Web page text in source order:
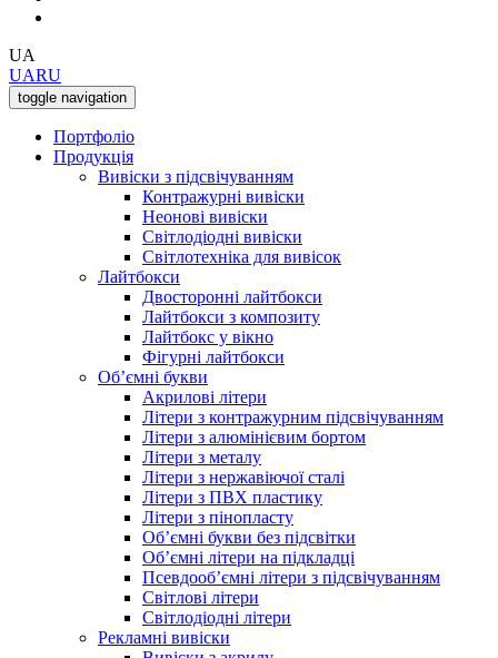
UA
UARU
toggle navigation
Портфоліо
Продукція
Вивіски з підсвічуванням
Контражурні вивіски
Неонові вивіски
Світлодіодні вивіски
Світлотехніка для вивісок
Лайтбокси
Двосторонні лайтбокси
Лайтбокси з композиту
Лайтбокс у вікно
Фігурні лайтбокси
Об’ємні букви
Акрилові літери
Літери з контражурним підсвічуванням
Літери з алюмінієвим бортом
Літери з металу
Літери з нержавіючої сталі
Літери з ПВХ пластику
Літери з пінопласту
Об’ємні букви без підсвітки
Об’ємні літери на підкладці
Псевдооб’ємні літери з підсвічуванням
Світлові літери
Світлодіодні літери
Рекламні вивіски